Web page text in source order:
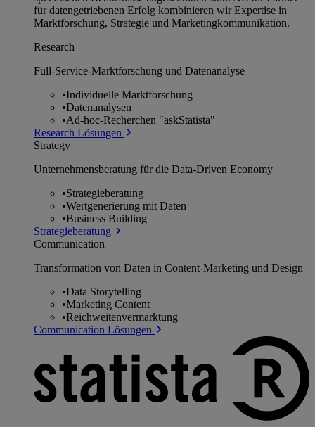
für datengetriebenen Erfolg kombinieren wir Expertise in
Marktforschung, Strategie und Marketingkommunikation.
Research
Full-Service-Marktforschung und Datenanalyse
•Individuelle Marktforschung
•Datenanalysen
•Ad-hoc-Recherchen "askStatista"
Research Lösungen
Strategy
Unternehmens­beratung für die Data-Driven Economy
•Strategieberatung
•Wertgenerierung mit Daten
•Business Building
Strategieberatung
Communication
Transformation von Daten in Content-Marketing und Design
•Data Storytelling
•Marketing Content
•Reichweitenvermarktung
Communication Lösungen